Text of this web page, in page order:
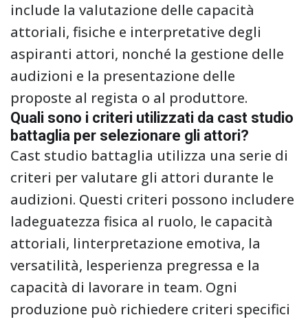
include la valutazione delle capacità
attoriali, fisiche e interpretative degli
aspiranti attori, nonché la gestione delle
audizioni e la presentazione delle
proposte al regista o al produttore.
Quali sono i criteri utilizzati da cast studio
battaglia per selezionare gli attori?
Cast studio battaglia utilizza una serie di
criteri per valutare gli attori durante le
audizioni. Questi criteri possono includere
ladeguatezza fisica al ruolo, le capacità
attoriali, linterpretazione emotiva, la
versatilità, lesperienza pregressa e la
capacità di lavorare in team. Ogni
produzione può richiedere criteri specifici